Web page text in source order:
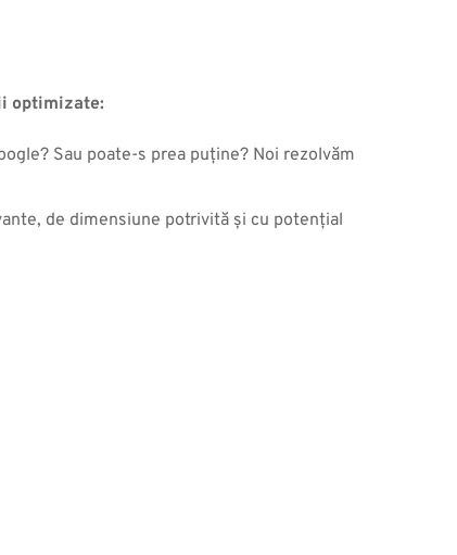
optimizate:
Sau poate-s prea puține? Noi rezolvăm
de dimensiune potrivită și cu potențial